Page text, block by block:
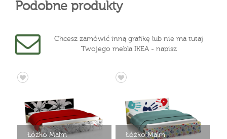
Podobne produkty
Chcesz zamówić inną grafikę lub nie ma tutaj
Twojego mebla IKEA - napisz
Łóżko Malm
Łóżko Malm